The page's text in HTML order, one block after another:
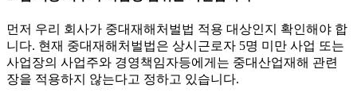
먼저 우리 회사가 중대재해처벌법 적용 대상인지 확인해야 합
니다. 현재 중대재해처벌법은 상시근로자 5명 미만 사업 또는
사업장의 사업주와 경영책임자등에게는 중대산업재해 관련
장을 적용하지 않는다고 정하고 있습니다.